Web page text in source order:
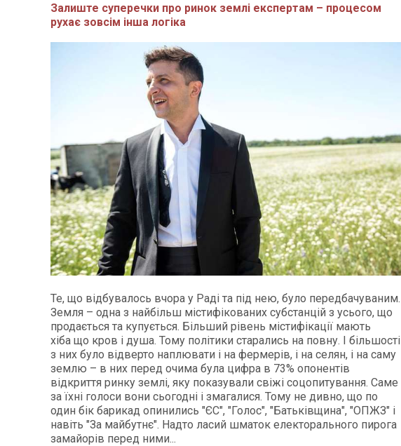
Залиште суперечки про ринок землі експертам – процесом
рухає зовсім інша логіка
Те, що відбувалось вчора у Раді та під нею, було передбачуваним.
Земля – одна з найбільш містифікованих субстанцій з усього, що
продається та купується. Більший рівень містифікації мають
хіба що кров і душа. Тому політики старались на повну. І більшості
з них було відверто наплювати і на фермерів, і на селян, і на саму
землю – в них перед очима була цифра в 73% опонентів
відкриття ринку землі, яку показували свіжі соцопитування. Саме
за їхні голоси вони сьогодні і змагалися. Тому не дивно, що по
один бік барикад опинились "ЄС", "Голос", "Батьківщина", "ОПЖЗ" і
навіть "За майбутнє". Надто ласий шматок електорального пирога
замайорів перед ними...